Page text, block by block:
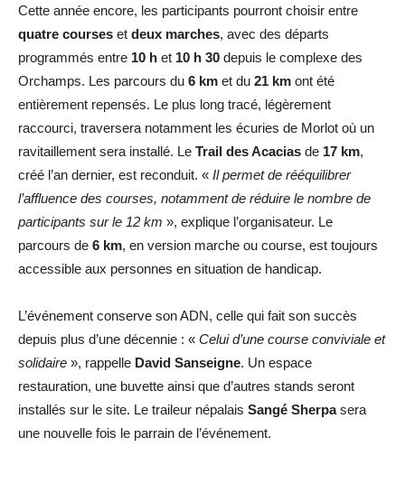
Cette année encore, les participants pourront choisir entre
quatre courses et deux marches, avec des départs
programmés entre 10 h et 10 h 30 depuis le complexe des
Orchamps. Les parcours du 6 km et du 21 km ont été
entièrement repensés. Le plus long tracé, légèrement
raccourci, traversera notamment les écuries de Morlot où un
ravitaillement sera installé. Le Trail des Acacias de 17 km,
créé l’an dernier, est reconduit. « Il permet de rééquilibrer
l’affluence des courses, notamment de réduire le nombre de
participants sur le 12 km », explique l’organisateur. Le
parcours de 6 km, en version marche ou course, est toujours
accessible aux personnes en situation de handicap.
L’événement conserve son ADN, celle qui fait son succès
depuis plus d’une décennie : « Celui d’une course conviviale et
solidaire », rappelle David Sanseigne. Un espace
restauration, une buvette ainsi que d’autres stands seront
installés sur le site. Le traileur népalais Sangé Sherpasera
une nouvelle fois le parrain de l’événement.